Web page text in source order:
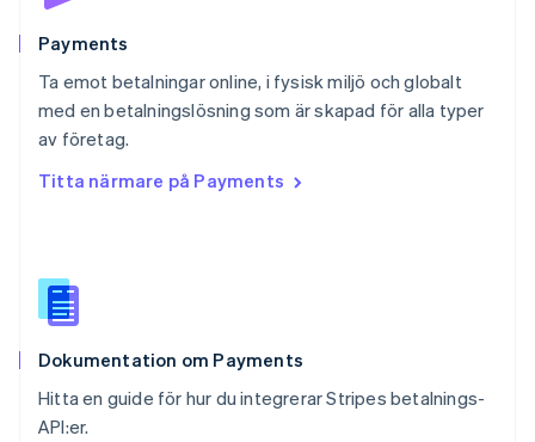
Payments
Ta emot betalningar online, i fysisk miljö och globalt
med en betalningslösning som är skapad för alla typer
av företag.
Titta närmare på Payments
Dokumentation om Payments
Hitta en guide för hur du integrerar Stripes betalnings-
API:er.
English
DeutschFrançaisItalianoEnglish
Singapore
English简体中文
English
Español
Storbritannien
Sverige
Thailand
ไทย